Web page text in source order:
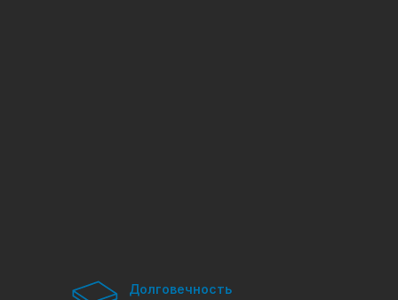
Долговечность